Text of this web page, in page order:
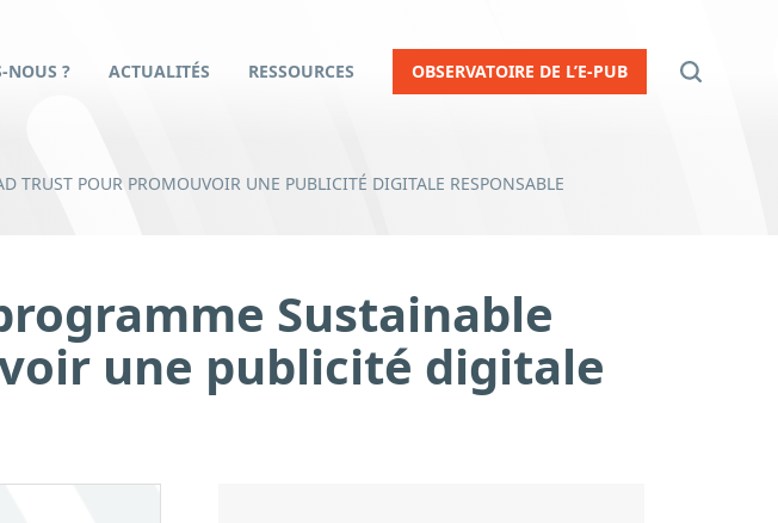
NOUS ? ACTUALITÉS RESSOURCES OBSERVATOIRE DE L’E-PUB
TRUST POUR PROMOUVOIR UNE PUBLICITÉ DIGITALE RESPONSABLE
Sustainable
une publicité digitale